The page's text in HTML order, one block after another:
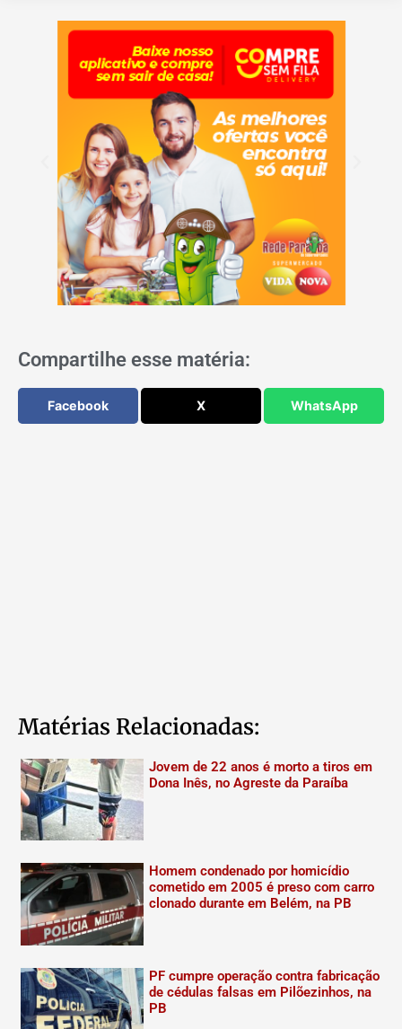
Compartilhe esse matéria:
Facebook X WhatsApp
Matérias Relacionadas:
Jovem de 22 anos é morto a tiros em
Dona Inês, no Agreste da Paraíba
Homem condenado por homicídio
cometido em 2005 é preso com carro
clonado durante em Belém, na PB
PF cumpre operação contra fabricação
de cédulas falsas em Pilõezinhos, na
PB